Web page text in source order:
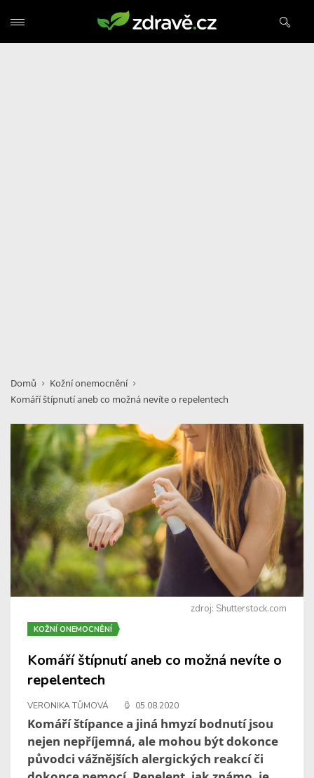
Domů
Kožní onemocnění
Komáří štípnutí aneb co možná nevíte o repelentech
zdroj: Shutterstock.com
KOŽNÍ ONEMOCNĚNÍ
Komáří štípnutí aneb co možná nevíte o
repelentech
VERONIKA TŮMOVÁ 05.08.2020
Komáří štípance a jiná hmyzí bodnutí jsou
nejen nepříjemná, ale mohou být dokonce
původci vážnějších alergických reakcí či